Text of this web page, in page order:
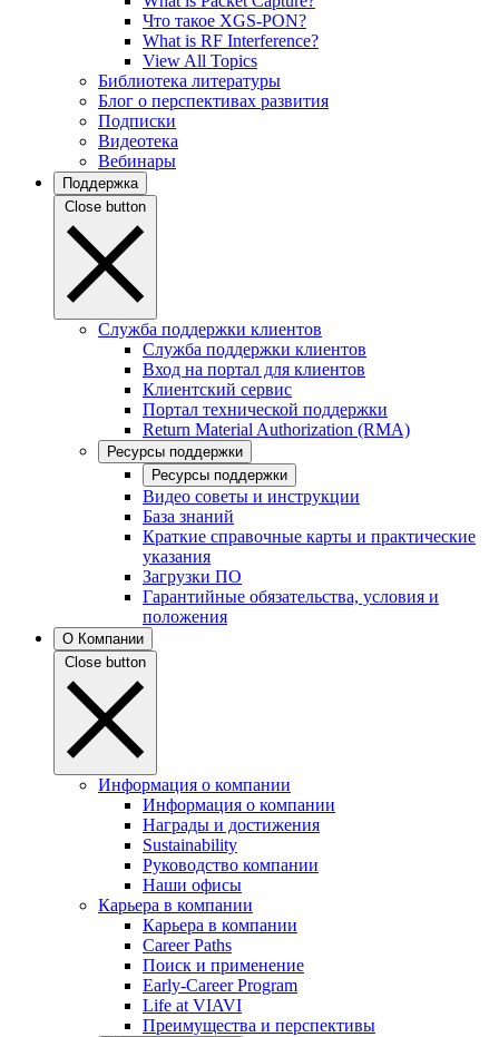
Что такое XGS-PON?
What is RF Interference?
View All Topics
Библиотека литературы
Блог о перспективах развития
Подписки
Видеотека
Вебинары
Поддержка
Close button
Служба поддержки клиентов
Служба поддержки клиентов
Вход на портал для клиентов
Клиентский сервис
Портал технической поддержки
Return Material Authorization (RMA)
Ресурсы поддержки
Ресурсы поддержки
Видео советы и инструкции
База знаний
Краткие справочные карты и практические
указания
Загрузки ПО
Гарантийные обязательства, условия и
положения
О Компании
Close button
Информация о компании
Информация о компании
Награды и достижения
Sustainability
Руководство компании
Наши офисы
Карьера в компании
Карьера в компании
Career Paths
Поиск и применение
Early-Career Program
Life at VIAVI
Преимущества и перспективы